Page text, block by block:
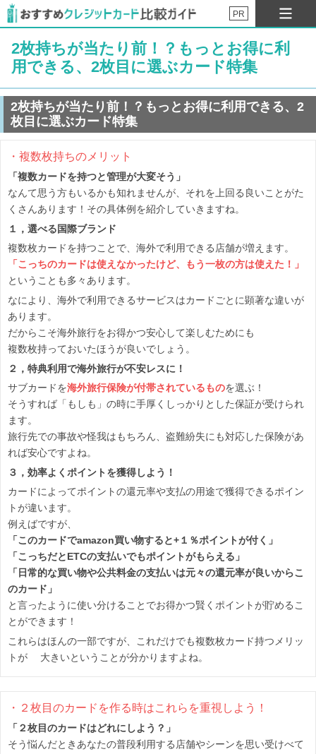
PR
2枚持ちが当たり前！？もっとお得に利
用できる、2枚目に選ぶカード特集
2枚持ちが当たり前！？もっとお得に利用できる、2
枚目に選ぶカード特集
・複数枚持ちのメリット
「複数カードを持つと管理が大変そう」
なんて思う方もいるかも知れませんが、それを上回る良いことがた
くさんあります！その具体例を紹介していきますね。
１，選べる国際ブランド
複数枚カードを持つことで、海外で利用できる店舗が増えます。
「こっちのカードは使えなかったけど、もう一枚の方は使えた！」
ということも多々あります。
なにより、海外で利用できるサービスはカードごとに顕著な違いが
あります。
だからこそ海外旅行をお得かつ安心して楽しむためにも
複数枚持っておいたほうが良いでしょう。
２，特典利用で海外旅行が不安レスに！
サブカードを海外旅行保険が付帯されているものを選ぶ！
そうすれば「もしも」の時に手厚くしっかりとした保証が受けられ
ます。
旅行先での事故や怪我はもちろん、盗難紛失にも対応した保険があ
れば安心ですよね。
３，効率よくポイントを獲得しよう！
カードによってポイントの還元率や支払の用途で獲得できるポイン
トが違います。
例えばですが、
「このカードでamazon買い物すると+１％ポイントが付く」
「こっちだとETCの支払いでもポイントがもらえる」
「日常的な買い物や公共料金の支払いは元々の還元率が良いからこ
のカード」
と言ったように使い分けることでお得かつ賢くポイントが貯めるこ
とができます！
これらはほんの一部ですが、これだけでも複数枚カード持つメリッ
トが 大きいということが分かりますよね。
・２枚目のカードを作る時はこれらを重視しよう！
「２枚目のカードはどれにしよう？」
そう悩んだときあなたの普段利用する店舗やシーンを思い受けべて